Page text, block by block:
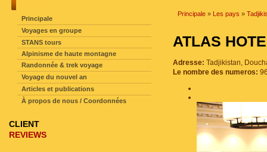
Principale » Les pays »
ATLAS
Adresse: Tadjikistan,
Le nombre des numeros:
Principale
Voyages en groupe
STANS tours
Alpinisme de haute montagne
Randonnée & trek voyage
Voyage du nouvel an
Articles et publications
À propos de nous / Coordonnées
CLIENT
REVIEWS